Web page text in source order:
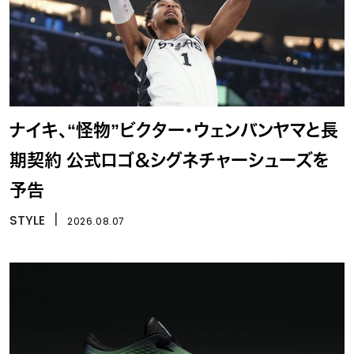
ナイキ、“怪物”ビクター・ウェンバンヤマと長
期契約 公式ロゴ＆シグネチャーシューズを
予告
STYLE 2026.08.07